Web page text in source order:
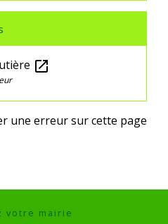
open_in_new
une erreur sur cette page
votre mairie